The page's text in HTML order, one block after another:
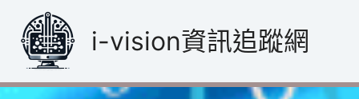
內
i-vision資訊追蹤網